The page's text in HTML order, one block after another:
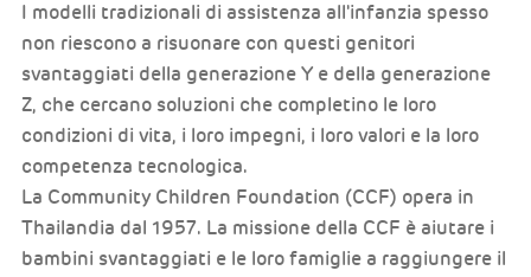
I modelli tradizionali di assistenza all'infanzia spesso
non riescono a risuonare con questi genitori
svantaggiati della generazione Y e della generazione
Z, che cercano soluzioni che completino le loro
condizioni di vita, i loro impegni, i loro valori e la loro
competenza tecnologica.
La Community Children Foundation (CCF) opera in
Thailandia dal 1957. La missione della CCF è aiutare i
bambini svantaggiati e le loro famiglie a raggiungere il